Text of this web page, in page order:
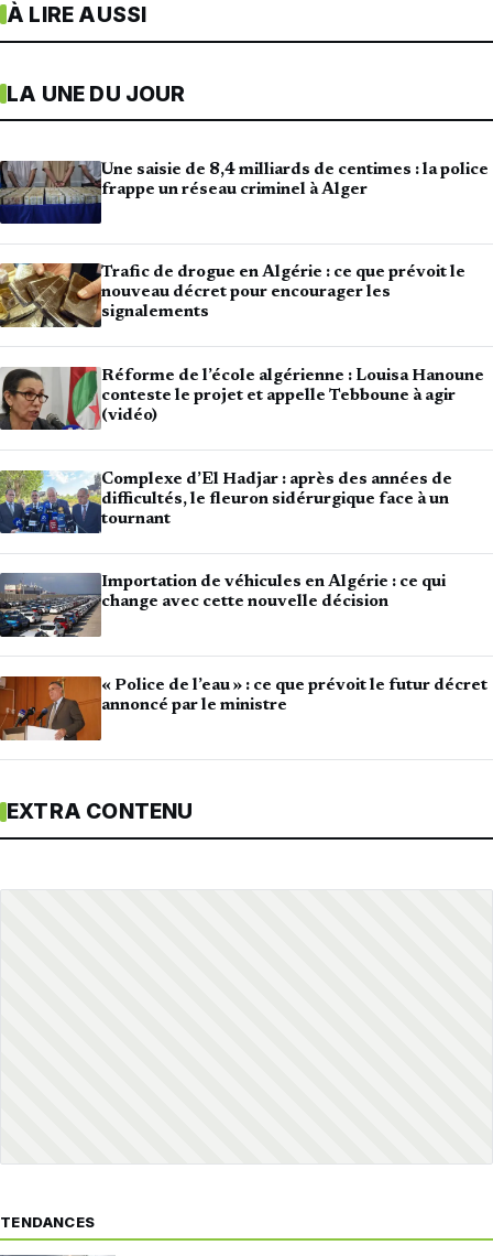
À LIRE AUSSI
LA UNE DU JOUR
Une saisie de 8,4 milliards de centimes : la police
frappe un réseau criminel à Alger
Trafic de drogue en Algérie : ce que prévoit le
nouveau décret pour encourager les
signalements
Réforme de l’école algérienne : Louisa Hanoune
conteste le projet et appelle Tebboune à agir
(vidéo)
Complexe d’El Hadjar : après des années de
difficultés, le fleuron sidérurgique face à un
tournant
Importation de véhicules en Algérie : ce qui
change avec cette nouvelle décision
« Police de l’eau » : ce que prévoit le futur décret
annoncé par le ministre
EXTRA CONTENU
TENDANCES